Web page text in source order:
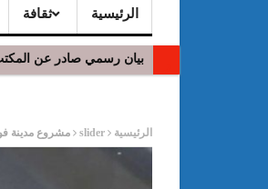
الرئيسية ثقافة
بيان رسمي صادر عن
الرئيسية slider مشروع مدينة فورمولا 1 في تونس: